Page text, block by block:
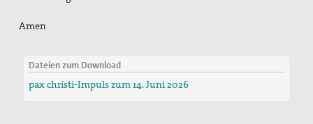
Amen
Dateien zum Download
pax christi-Impuls zum 14. Juni 2026